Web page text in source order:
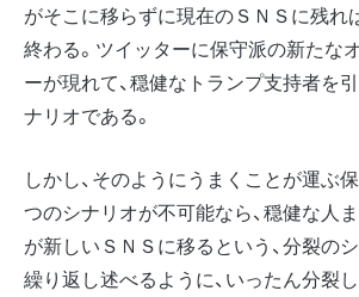
がそこに移らずに現在のＳＮＳに残れ
終わる。ツイッターに保守派の新たな
ーが現れて、穏健なトランプ支持者を
ナリオである。
しかし、そのようにうまくことが運ぶ
つのシナリオが不可能なら、穏健な人
が新しいＳＮＳに移るという、分裂の
繰り返し述べるように、いったん分裂